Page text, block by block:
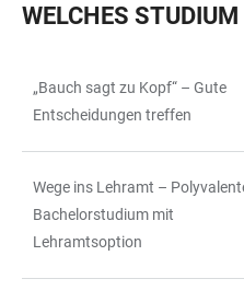
WELCHES
TABELLE
„Bauch sagt zu Kopf“ – Gute
Entscheidungen treffen
Wege ins Lehramt –
Bachelorstudium mit
Lehramtsoption